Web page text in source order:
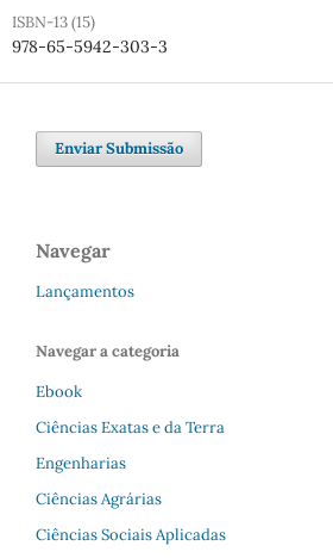
ISBN-13 (15)
978-65-5942-303-3
Enviar Submissão
Navegar
Lançamentos
Navegar a categoria
Ebook
Ciências Exatas e da Terra
Engenharias
Ciências Agrárias
Ciências Sociais Aplicadas